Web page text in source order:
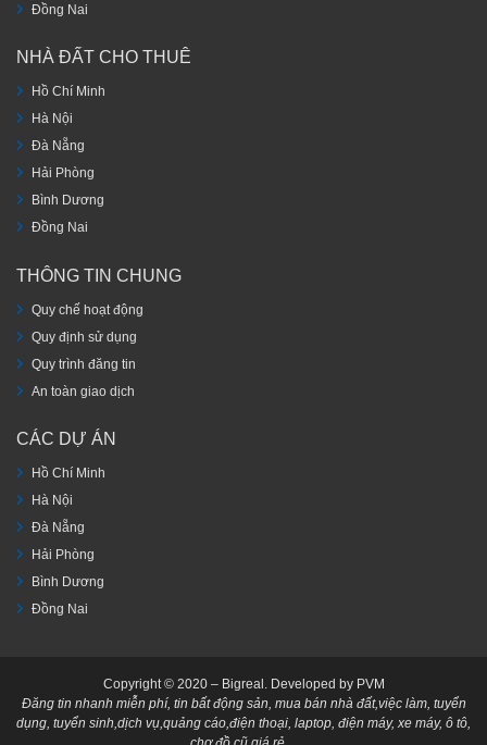
Đồng Nai
NHÀ ĐẤT CHO THUÊ
Hồ Chí Minh
Hà Nội
Đà Nẵng
Hải Phòng
Bình Dương
Đồng Nai
THÔNG TIN CHUNG
Quy chế hoạt động
Quy định sử dụng
Quy trình đăng tin
An toàn giao dịch
CÁC DỰ ÁN
Hồ Chí Minh
Hà Nội
Đà Nẵng
Hải Phòng
Bình Dương
Đồng Nai
Copyright © 2020 – Bigreal. Developed by PVM
Đăng tin nhanh miễn phí, tin bất động sản, mua bán nhà đất,việc làm, tuyển
dụng, tuyển sinh,dịch vụ,quảng cáo,điện thoại, laptop, điện máy, xe máy, ô tô,